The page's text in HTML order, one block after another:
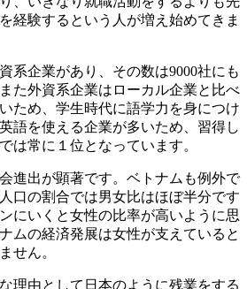
経験するという人が増え始めてきま
系企業があり、その数は9000社にも
た外資系企業はローカル企業と比べ
ため、学生時代に語学力を身につけ
語を使える企業が多いため、習得し
は常に１位となっています。
進出が顕著です。ベトナムも例外で
口の割合では男女比はほぼ半分です
にいくと女性の比率が高いように思
ムの経済発展は女性が支えていると
せん。
理由として日本のように残業をする